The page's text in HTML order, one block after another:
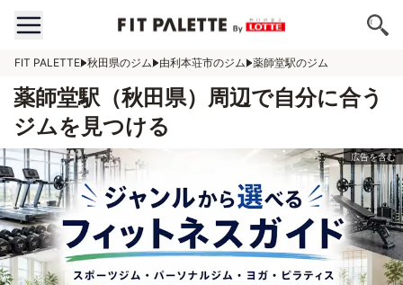
FIT PALETTE 秋田県のジム 由利本荘市のジム 薬師堂駅のジム
薬師堂駅（秋田県）周辺で自分に合う
ジムを見つける